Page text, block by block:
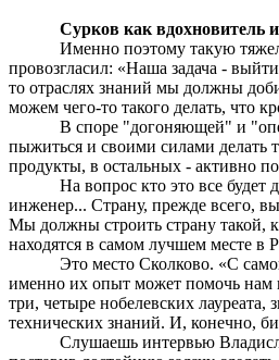
Сурков как вдохновитель
Именно поэтому такую
провозгласил: «Наша задача -
то отраслях знаний мы должны
можем чего-то такого делать, что
В споре "догоняющей" и
пыжиться и своими силами делать
продукты, в остальных - активно
На вопрос кто это все
инженер... Страну, прежде всего,
Мы должны строить страну такой,
находятся в самом лучшем месте
Это местоСколково. «С
именно их опыт может помочь нам
три, четыре нобелевских
технических знаний. И, конечно,
Слушаешь интервью